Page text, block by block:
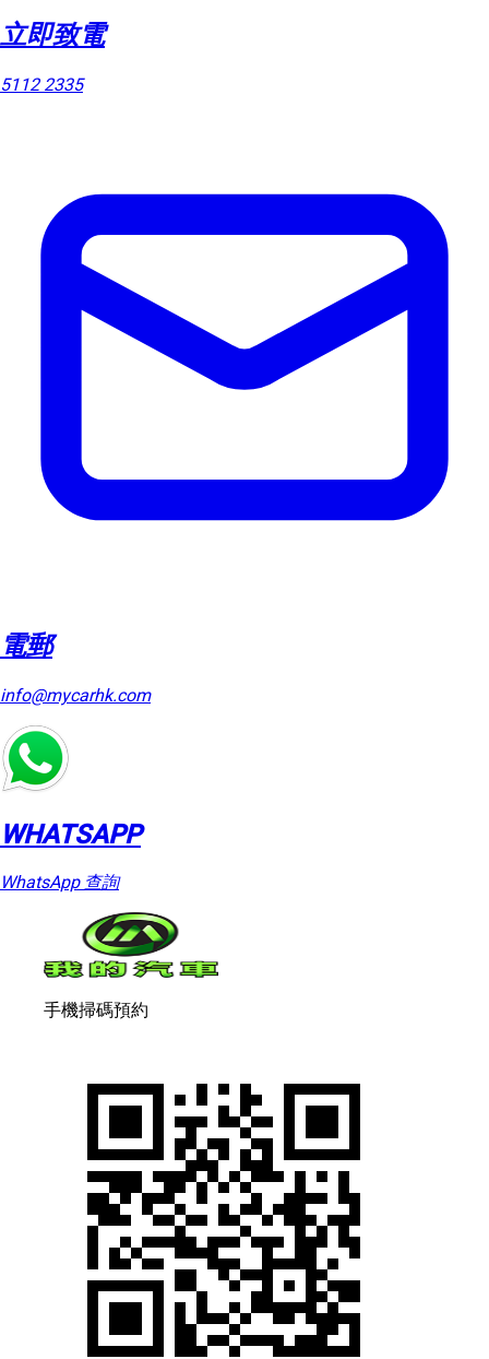
立即致電
5112 2335
電郵
info@mycarhk.com
WHATSAPP
WhatsApp 查詢
手機掃碼預約